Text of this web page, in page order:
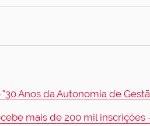
Anos da Autonomia de
mais de 200 mil